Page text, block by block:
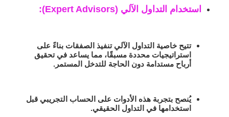
استخدام التداول الآلي (Expert Advisors) :
تتيح خاصية التداول الآلي تنفيذ الصفقات بناءً على
استراتيجيات محددة مسبقًا، مما يساعد في تحقيق
أرباح مستدامة دون الحاجة للتدخل المستمر.
يُنصح بتجربة هذه الأدوات على الحساب التجريبي قبل
استخدامها في التداول الحقيقي.